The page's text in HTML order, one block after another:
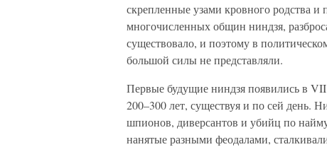
скрепленные узами кровного родства
многочисленных общин ниндзя,
существовало, и поэтому в
большой силы не представляли.
Первые будущие ниндзя появились в
200–300 лет, существуя и по сей день.
шпионов, диверсантов и убийц по
нанятые разными феодалами,